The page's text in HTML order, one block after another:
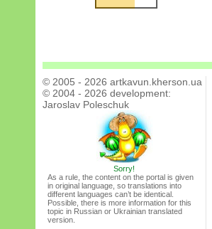
© 2005 - 2026 artkavun.kherson.ua
© 2004 - 2026 development:
Jaroslav Poleschuk
Sorry!
As a rule, the content on the portal is given
in original language, so translations into
different languages can’t be identical.
Possible, there is more information for this
topic in Russian or Ukrainian translated
version.